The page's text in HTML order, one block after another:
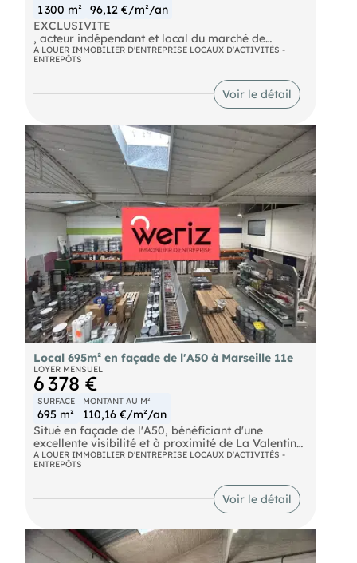
1 300 m² 96,12 €/m²/an
EXCLUSIVITE
, acteur indépendant et local du marché de
l'immobilier d'entreprise en Métropole Aix
Marseille Provence vous propose à la location un
bâtiment bénéficiant de 1300 m² environ au sol
accessible par porte coulissante de plain-pied.
Les locaux disposent de 8,5m de hauteur, d'un
d'une partie de bureaux entièrement rénovés .
A LOUER IMMOBILIER D'ENTREPRISE LOCAUX D'ACTIVITÉS -
ENTREPÔTS
Voir le détail
Local 695m² en façade de l'A50 à Marseille 11e
LOYER MENSUEL
6 378 €
SURFACE
695 m²
MONTANT AU M²
110,16 €/m²/an
Situé en façade de l'A50, bénéficiant d'une
excellente visibilité et à proximité de La Valentine,
vous propose à la location un local composé de
surface de stockage, showroom et bureaux en
Les locaux sont parfaitement adaptés à des
activités de comptoir, d'atelier et de préparation.
A LOUER IMMOBILIER D'ENTREPRISE LOCAUX D'ACTIVITÉS -
ENTREPÔTS
Voir le détail